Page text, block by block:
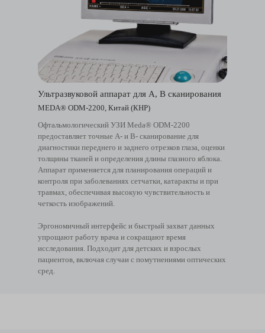
Ультразвуковой аппарат для A, B сканирования
MEDA® ODM-2200, Китай (КНР)
Офтальмологический УЗИ Meda® ODM-2200
предоставляет точные А- и В- сканирование для
диагностики переднего и заднего отрезков глаза, оценки
толщины тканей и определения длины глазного яблока.
Аппарат применяется для планирования операций и
контроля при заболеваниях сетчатки, катаракты и при
травмах, обеспечивая высокую чувствительность и
четкость изображений.
Эргономичный интерфейс и быстрый захват данных
упрощают работу врача и сокращают время
исследования. Подходит для детских и взрослых
пациентов, включая случаи с помутнениями оптических
сред.